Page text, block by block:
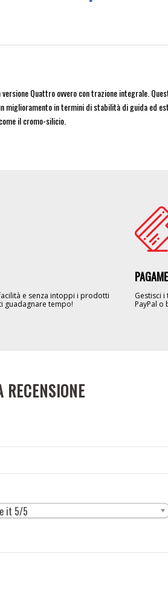
Quattro ovvero con trazione integrale.
in termini di stabilità di guida ed
il cromo-silicio.
e senza intoppi i prodotti
guadagnare tempo!
Image
Gestisci
PayPal
RECENSIONE
it 5/5